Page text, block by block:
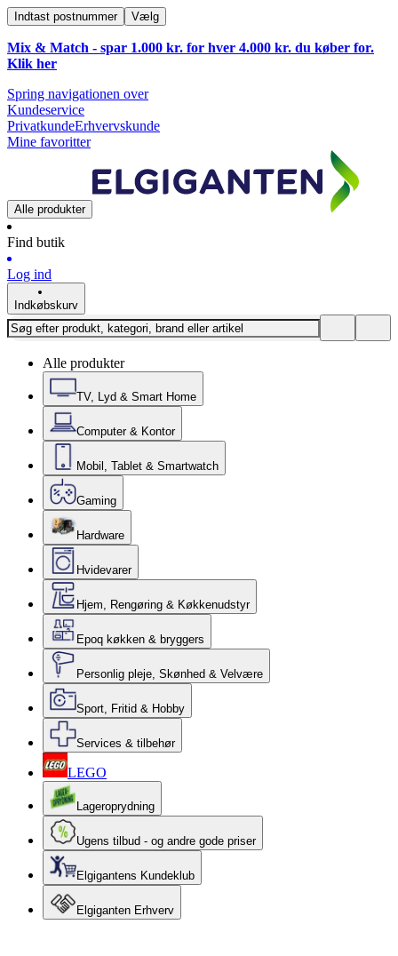
Indtast postnummer Vælg
Mix & Match - spar 1.000 kr. for hver 4.000 kr. du køber for.
Klik her
Spring navigationen over
Kundeservice
PrivatkundeErhvervskunde
Mine favoritter
Alle produkter
Find butik
Log ind
Indkøbskurv
Alle produkter
TV, Lyd & Smart Home
Computer & Kontor
Mobil, Tablet & Smartwatch
Gaming
Hardware
Hvidevarer
Hjem, Rengøring & Køkkenudstyr
Epoq køkken & bryggers
Personlig pleje, Skønhed & Velvære
Sport, Fritid & Hobby
Services & tilbehør
LEGO
Lageroprydning
Ugens tilbud - og andre gode priser
Elgigantens Kundeklub
Elgiganten Erhverv